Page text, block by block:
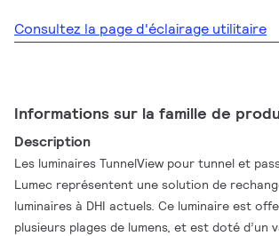
Consultez la page d'éclairage utilitaire
Informations sur la famille de
Description
Les luminaires TunnelView pour tunnel et
Lumec représentent une solution de
luminaires à DHI actuels. Ce luminaire est
plusieurs plages de lumens, et est doté d’un